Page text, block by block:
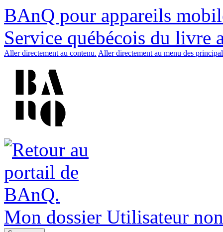
BAnQ pour appareils
Service québécois du livre
Aller directement au contenu. Aller directement au menu des
Mon dossier Utilisateur